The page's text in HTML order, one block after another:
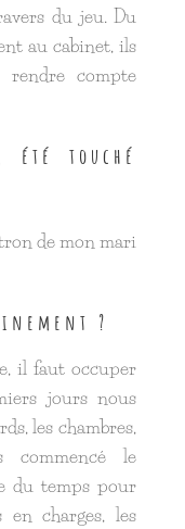
du jeu. Du
au cabinet, ils
compte
été touché
de mon mari
?
il faut occuper
jours nous
les chambres,
commencé le
du temps pour
charges, les